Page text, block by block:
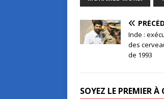
Inde :
des
de 1993
SOYEZ LE PREMIER